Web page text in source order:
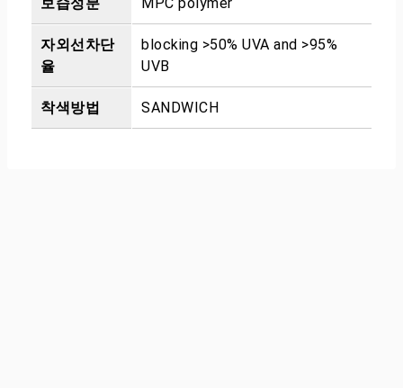
자외선차단
율
blocking >50% UVA and >95%
UVB
착색방법 SANDWICH